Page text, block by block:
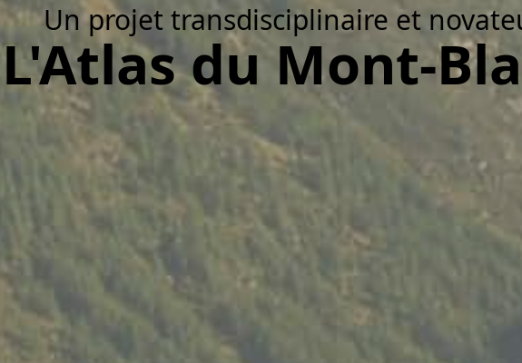
Un projet transdisciplinaire et
L'Atlas du Mont-